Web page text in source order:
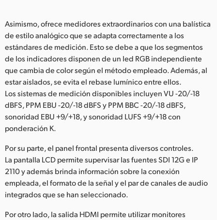
Asimismo, ofrece medidores extraordinarios con una balística
de estilo analógico que se adapta correctamente a los
estándares de medición. Esto se debe a que los segmentos
de los indicadores disponen de un led RGB independiente
que cambia de color según el método empleado. Además, al
estar aislados, se evita el rebase lumínico entre ellos.
Los sistemas de medición disponibles incluyen VU -20/-18
dBFS, PPM EBU -20/-18 dBFS y PPM BBC -20/-18 dBFS,
sonoridad EBU +9/+18, y sonoridad LUFS +9/+18 con
ponderación K.
Por su parte, el panel frontal presenta diversos controles.
La pantalla LCD permite supervisar las fuentes SDI 12G e IP
2110 y además brinda información sobre la conexión
empleada, el formato de la señal y el par de canales de audio
integrados que se han seleccionado.
Por otro lado, la salida HDMI permite utilizar monitores